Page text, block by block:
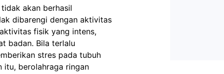
akan berhasil
dibarengi dengan aktivitas
fisik yang intens,
badan. Bila terlalu
stres pada tubuh
itu, berolahraga ringan